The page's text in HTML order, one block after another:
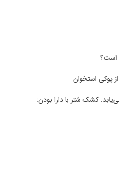
است؟
کشک شتر با دارا بودن: